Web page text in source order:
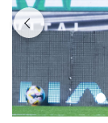
Previous